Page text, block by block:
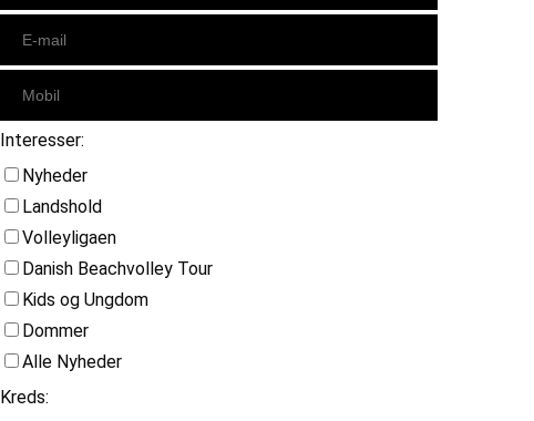
Interesser:
Nyheder
Landshold
Volleyligaen
Danish Beachvolley Tour
Kids og Ungdom
Dommer
Alle Nyheder
Kreds: